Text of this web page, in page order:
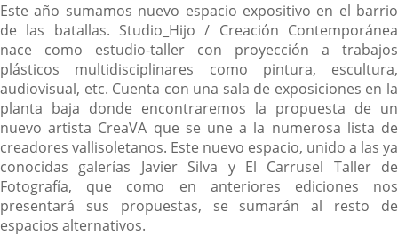
Este año sumamos nuevo espacio expositivo en el barrio
de las batallas. Studio_Hijo / Creación Contemporánea
nace como estudio-taller con proyección a trabajos
plásticos multidisciplinares como pintura, escultura,
audiovisual, etc. Cuenta con una sala de exposiciones en la
planta baja donde encontraremos la propuesta de un
nuevo artista CreaVA que se une a la numerosa lista de
creadores vallisoletanos. Este nuevo espacio, unido a las ya
conocidas galerías Javier Silva y El Carrusel Taller de
Fotografía, que como en anteriores ediciones nos
presentará sus propuestas, se sumarán al resto de
espacios alternativos.